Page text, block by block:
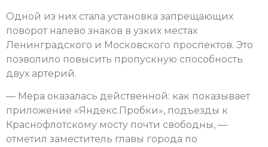
Одной из них стала установка запрещающих
поворот налево знаков в узких местах
Ленинградского и Московского проспектов. Это
позволило повысить пропускную способность
двух артерий.
— Мера оказалась действенной: как показывает
приложение «Яндекс.Пробки», подъезды к
Краснофлотскому мосту почти свободны, —
отметил заместитель главы города по